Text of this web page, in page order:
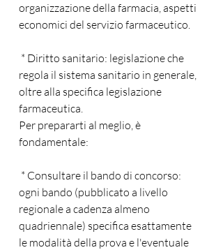
organizzazione della farmacia, aspetti
economici del servizio farmaceutico.
regola il sistema sanitario in generale,
oltre alla specifica legislazione
farmaceutica.
Per prepararti al meglio, è
fondamentale:
ogni bando (pubblicato a livello
regionale a cadenza almeno
quadriennale) specifica esattamente
le modalità della prova e l'eventuale